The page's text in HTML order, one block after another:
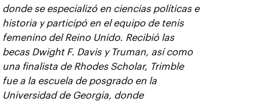
donde se especializó en ciencias políticas e
historia y participó en el equipo de tenis
femenino del Reino Unido. Recibió las
becas Dwight F. Davis y Truman, así como
una finalista de Rhodes Scholar, Trimble
fue a la escuela de posgrado en la
Universidad de Georgia, donde